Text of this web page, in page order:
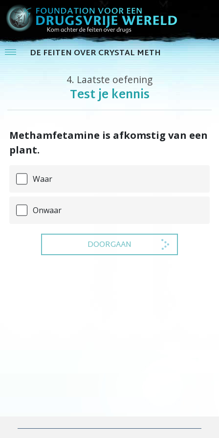
DE FEITEN OVER CRYSTAL METH
4. Laatste oefening
Test je kennis
Methamfetamine is afkomstig van een
plant.
Waar
Onwaar
DOORGAAN